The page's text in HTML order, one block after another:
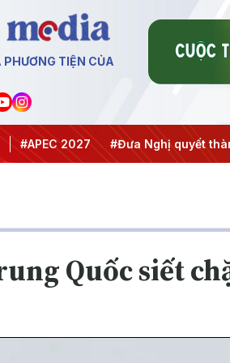
TIỆN CỦA
2027 #Đưa Nghị quyết thành
Quốc siết